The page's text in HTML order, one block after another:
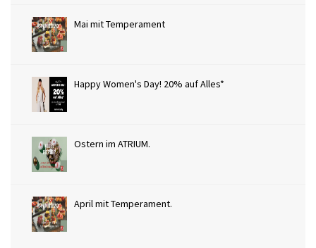
Mai mit Temperament
Happy Women's Day! 20% auf Alles*
Ostern im ATRIUM.
April mit Temperament.